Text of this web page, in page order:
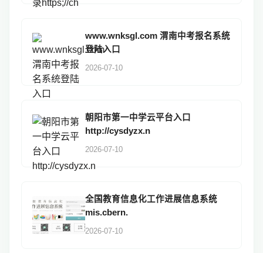
www.wnksgl.com 渭南中考报名系统
登陆入口
2026-07-10
朝阳市第一中学云平台入口
http://cysdyzx.n
2026-07-10
全国教育信息化工作进展信息系统
mis.cbern.
2026-07-10